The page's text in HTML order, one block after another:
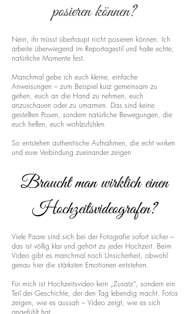
posieren können?
Nein, ihr müsst überhaupt nicht posieren können. Ich
arbeite überwiegend im Reportagestil und halte echte,
natürliche Momente fest.
Manchmal gebe ich euch kleine, einfache
Anweisungen – zum Beispiel kurz gemeinsam zu
gehen, euch an die Hand zu nehmen, euch
anzuschauen oder zu umarmen. Das sind keine
gestellten Posen, sondern natürliche Bewegungen, die
euch helfen, euch wohlzufühlen.
So entstehen authentische Aufnahmen, die echt wirken
und eure Verbindung zueinander zeigen
Braucht man wirklich einen
Hochzeitsvideografen?
Viele Paare sind sich bei der Fotografie sofort sicher –
das ist völlig klar und gehört zu jeder Hochzeit. Beim
Video gibt es manchmal noch Unsicherheit, obwohl
genau hier die stärksten Emotionen entstehen.
Für mich ist Hochzeitsvideo kein „Zusatz“, sondern ein
Teil der Geschichte, der den Tag lebendig macht. Fotos
zeigen, wie es aussah – Video zeigt, wie es sich
angefühlt hat.